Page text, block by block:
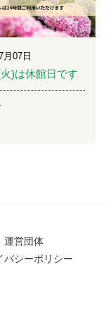
月07日
)は休館日です
運営団体
バシーポリシー